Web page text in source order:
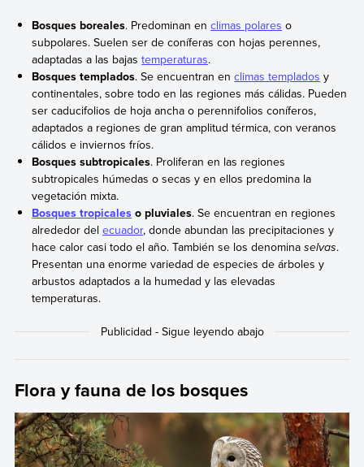
Bosques boreales. Predominan enclimas polares o
subpolares. Suelen ser de coníferas con hojas perennes,
adaptadas a las bajastemperaturas.
Bosques templados. Se encuentran enclimas templados y
continentales, sobre todo en las regiones más cálidas. Pueden
ser caducifolios de hoja ancha o perennifolios coníferos,
adaptados a regiones de gran amplitud térmica, con veranos
cálidos e inviernos fríos.
Bosques subtropicales. Proliferan en las regiones
subtropicales húmedas o secas y en ellos predomina la
vegetación mixta.
Bosques tropicales o pluviales. Se encuentran en regiones
alrededor delecuador, donde abundan las precipitaciones y
hace calor casi todo el año. También se los denominaselvas.
Presentan una enorme variedad de especies de árboles y
arbustos adaptados a la humedad y las elevadas
temperaturas.
Flora y fauna de los bosques